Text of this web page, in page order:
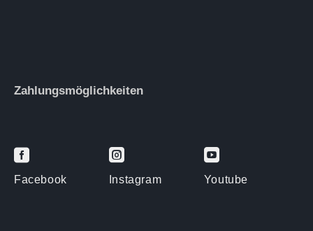
Zahlungsmöglichkeiten

Facebook

Instagram

Youtube